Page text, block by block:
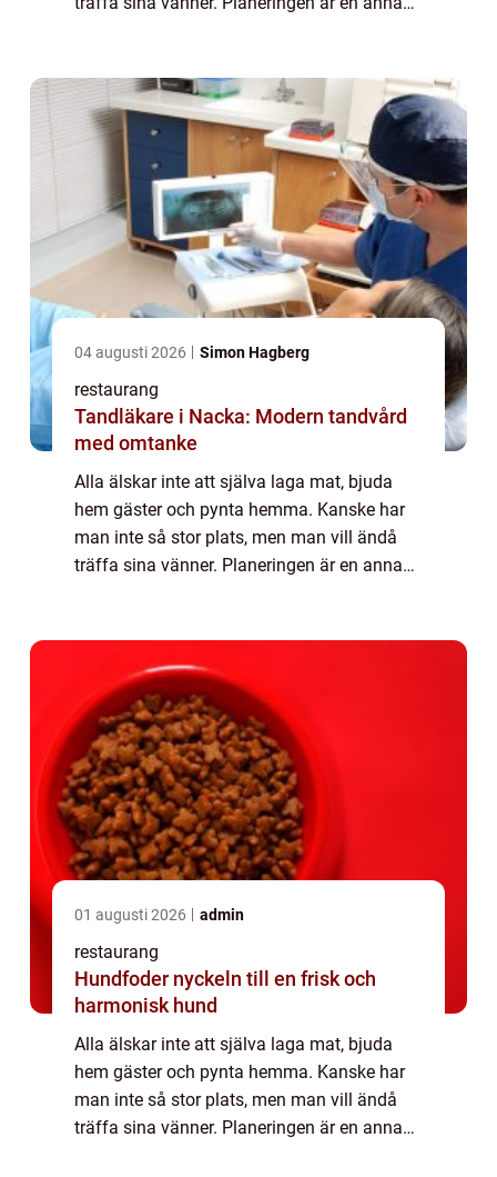
04 augusti 2026 Simon Hagberg
restaurang
Tandläkare i Nacka: Modern tandvård
med omtanke
Alla älskar inte att själva laga mat, bjuda
hem gäster och pynta hemma. Kanske har
man inte så stor plats, men man vill ändå
träffa sina vänner. Planeringen är en annan
01 augusti 2026 admin
restaurang
Hundfoder nyckeln till en frisk och
harmonisk hund
Alla älskar inte att själva laga mat, bjuda
hem gäster och pynta hemma. Kanske har
man inte så stor plats, men man vill ändå
träffa sina vänner. Planeringen är en annan